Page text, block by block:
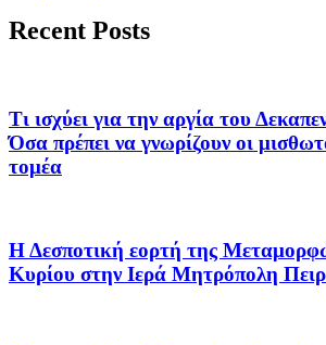
Recent Posts
Τι ισχύει για την αργία του
Όσα πρέπει να γνωρίζουν οι
τομέα
Η Δεσποτική εορτή της
Κυρίου στην Ιερά Μητρόπολη